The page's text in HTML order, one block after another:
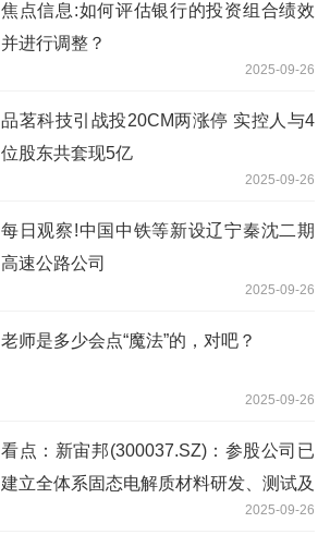
焦点信息:如何评估银行的投资组合绩效
并进行调整？
2025-09-26
品茗科技引战投20CM两涨停 实控人与4
位股东共套现5亿
2025-09-26
每日观察!中国中铁等新设辽宁秦沈二期
高速公路公司
2025-09-26
老师是多少会点“魔法”的，对吧？
2025-09-26
看点：新宙邦(300037.SZ)：参股公司已
建立全体系固态电解质材料研发、测试及
生产平台，并已实现百吨级量产和销售
2025-09-26